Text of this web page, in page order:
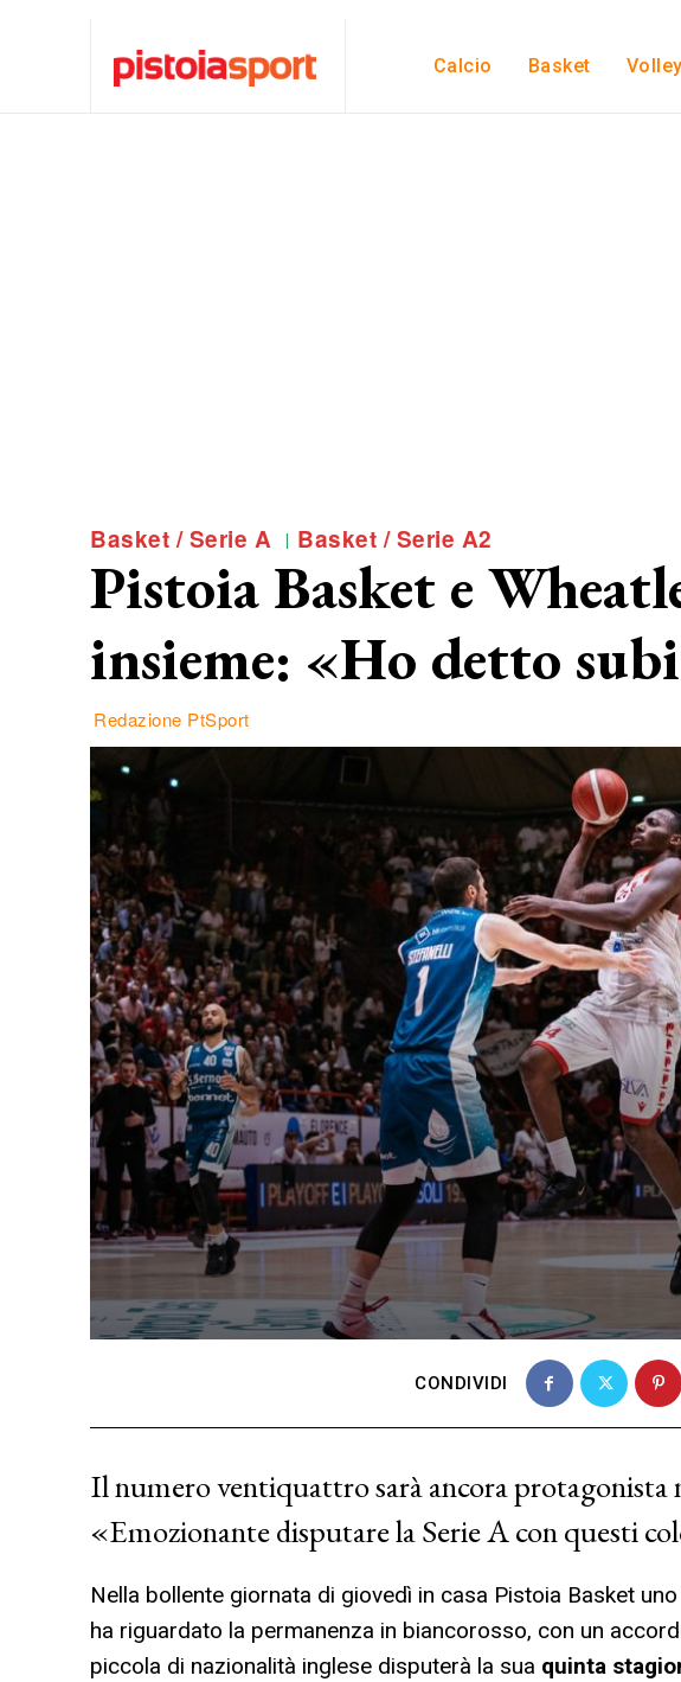
Calcio Basket Volley
Basket / Serie A Basket / Serie A2
Pistoia Basket e
insieme: «Ho detto
Redazione PtSport
CONDIVIDI
Il numero ventiquattro sarà ancora protagonista
«Emozionante disputare la Serie A con questi
Nella bollente giornata di giovedì in casa Pistoia Basket
ha riguardato la permanenza in biancorosso, con un
piccola di nazionalità inglese disputerà la sua quinta